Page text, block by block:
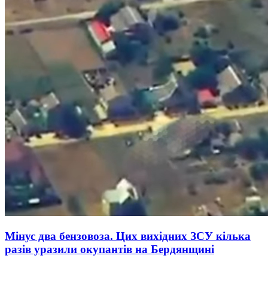
Мінус два бензовоза. Цих вихідних ЗСУ кілька
разів уразили окупантів на Бердянщині